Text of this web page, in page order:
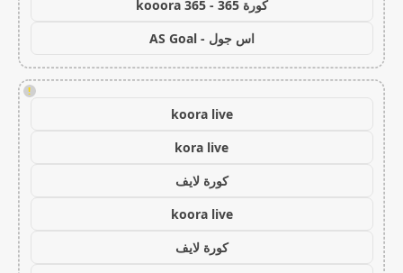
كورة 365 - kooora 365
اس جول - AS Goal
!
koora live
kora live
كورة لايف
koora live
كورة لايف